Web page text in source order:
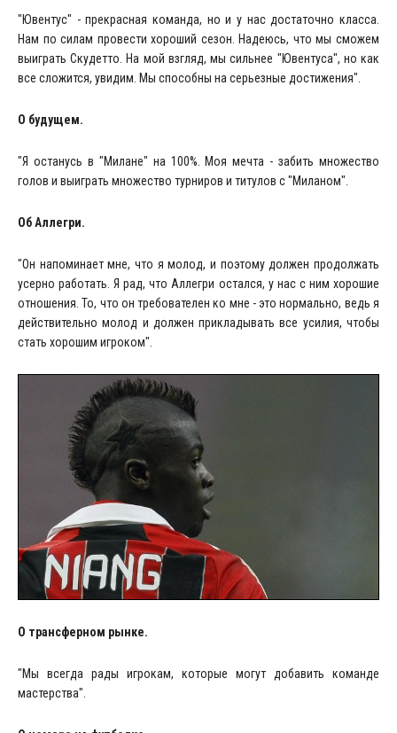
"Ювентус" - прекрасная команда, но и у нас достаточно класса.
Нам по силам провести хороший сезон. Надеюсь, что мы сможем
выиграть Скудетто. На мой взгляд, мы сильнее "Ювентуса", но как
все сложится, увидим. Мы способны на серьезные достижения".
О будущем.
"Я останусь в "Милане" на 100%. Моя мечта - забить множество
голов и выиграть множество турниров и титулов с "Миланом".
Об Аллегри.
"Он напоминает мне, что я молод, и поэтому должен продолжать
усерно работать. Я рад, что Аллегри остался, у нас с ним хорошие
отношения. То, что он требователен ко мне - это нормально, ведь я
действительно молод и должен прикладывать все усилия, чтобы
стать хорошим игроком".
О трансферном рынке.
"Мы всегда рады игрокам, которые могут добавить команде
мастерства".